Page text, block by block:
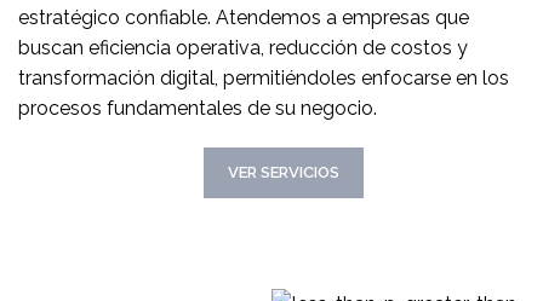
estratégico confiable. Atendemos a empresas que
buscan eficiencia operativa, reducción de costos y
transformación digital, permitiéndoles enfocarse en los
procesos fundamentales de su negocio.
VER SERVICIOS